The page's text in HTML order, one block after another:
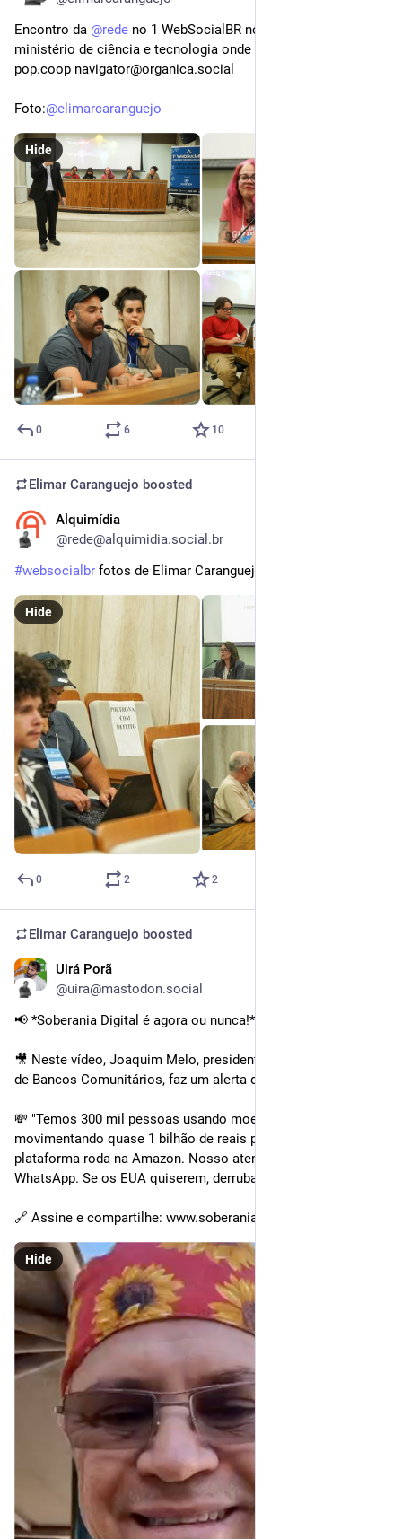
Encontro da @rede no 1 WebSocialBR no auditório do
ministério de ciência e tecnologia onde temo o Marcos da
pop.coop navigator@organica.social
Foto:@elimarcaranguejo
Hide
0 6 10
Elimar Caranguejo boosted
Alquimídia
@rede@alquimidia.social.br
#websocialbr fotos de Elimar Caranguejo
Hide
0 2 2
Elimar Caranguejo boosted
Uirá Porã
@uira@mastodon.social
📢 *Soberania Digital é agora ou nunca!*
🎥 Neste vídeo, Joaquim Melo, presidente da Rede Brasileira
de Bancos Comunitários, faz um alerta direto:
💸 "Temos 300 mil pessoas usando moeda social digital,
movimentando quase 1 bilhão de reais por ano. Mas nossa
plataforma roda na Amazon. Nosso atendimento é pelo
WhatsApp. Se os EUA quiserem, derrubam tudo."
🔗 Assine e compartilhe: www.soberania.digital/carta
Hide